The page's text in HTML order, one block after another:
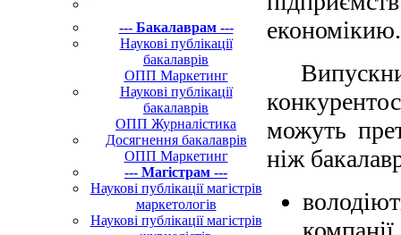
--- Бакалаврам ---
Наукові публікації
бакалаврів
ОПП Маркетинг
Наукові публікації
бакалаврів
ОПП Журналістика
Досягнення бакалаврів
ОПП Маркетинг
--- Магістрам ---
Наукові публікації магістрів
маркетологів
Наукові публікації магістрів
економікию.
можуть
ніж